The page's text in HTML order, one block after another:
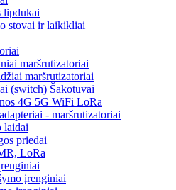
lipdukai
stovai ir laikikliai
maršrutizatoriai
maršrutizatoriai
(switch) Šakotuvai
4G 5G WiFi LoRa
- maršrutizatoriai
priedai
LoRa
įrenginiai